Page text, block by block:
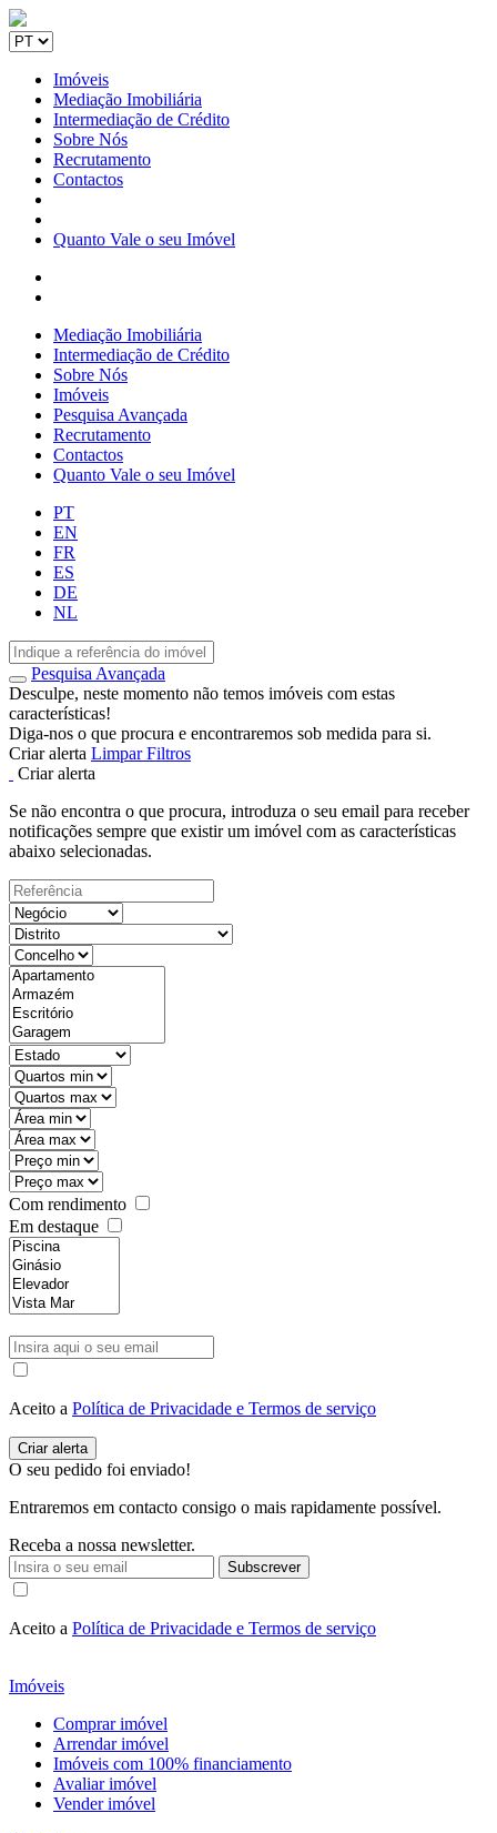
Imóveis
Mediação Imobiliária
Intermediação de Crédito
Sobre Nós
Recrutamento
Contactos
Quanto Vale o seu Imóvel
Mediação Imobiliária
Intermediação de Crédito
Sobre Nós
Imóveis
Pesquisa Avançada
Recrutamento
Contactos
Quanto Vale o seu Imóvel
PT
EN
FR
ES
DE
NL
Pesquisa Avançada
Desculpe, neste momento não temos imóveis com estas
características!
Diga-nos o que procura e encontraremos sob medida para si.
Criar alerta Limpar Filtros
Criar alerta
Se não encontra o que procura, introduza o seu email para receber
notificações sempre que existir um imóvel com as características
abaixo selecionadas.
Com rendimento
Em destaque
Aceito a Política de Privacidade e Termos de serviço
O seu pedido foi enviado!
Entraremos em contacto consigo o mais rapidamente possível.
Receba a nossa newsletter.
Subscrever
Aceito a Política de Privacidade e Termos de serviço
Imóveis
Comprar imóvel
Arrendar imóvel
Imóveis com 100% financiamento
Avaliar imóvel
Vender imóvel